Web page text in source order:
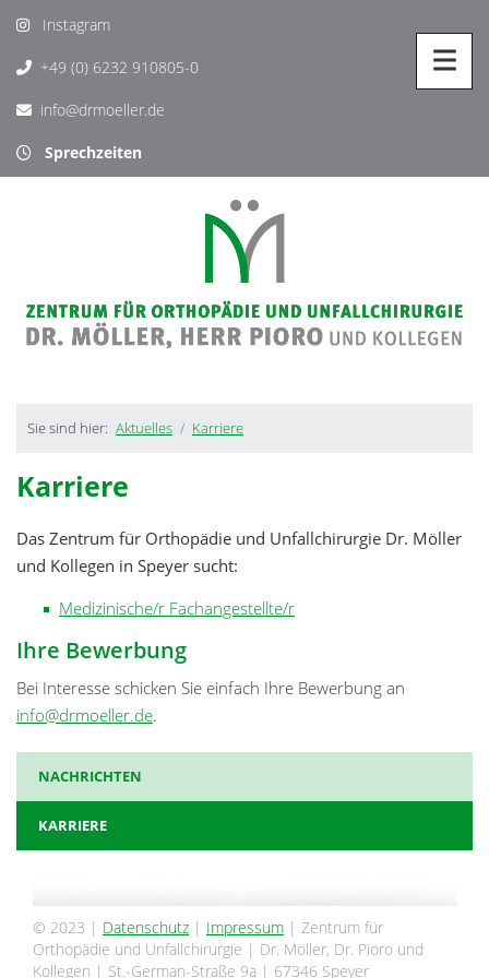
Instagram
+49 (0) 6232 910805-0
info@drmoeller.de
Sprechzeiten
Sie sind hier: Aktuelles Karriere
Karriere
Das Zentrum für Orthopädie und Unfallchirurgie Dr. Möller
und Kollegen in Speyer sucht:
Medizinische/r Fachangestellte/r
Ihre Bewerbung
Bei Interesse schicken Sie einfach Ihre Bewerbung an
info@drmoeller.de.
NACHRICHTEN
KARRIERE
© 2023 | Datenschutz | Impressum | Zentrum für
Orthopädie und Unfallchirurgie | Dr. Möller, Dr. Pioro und
Kollegen | St.-German-Straße 9a | 67346 Speyer